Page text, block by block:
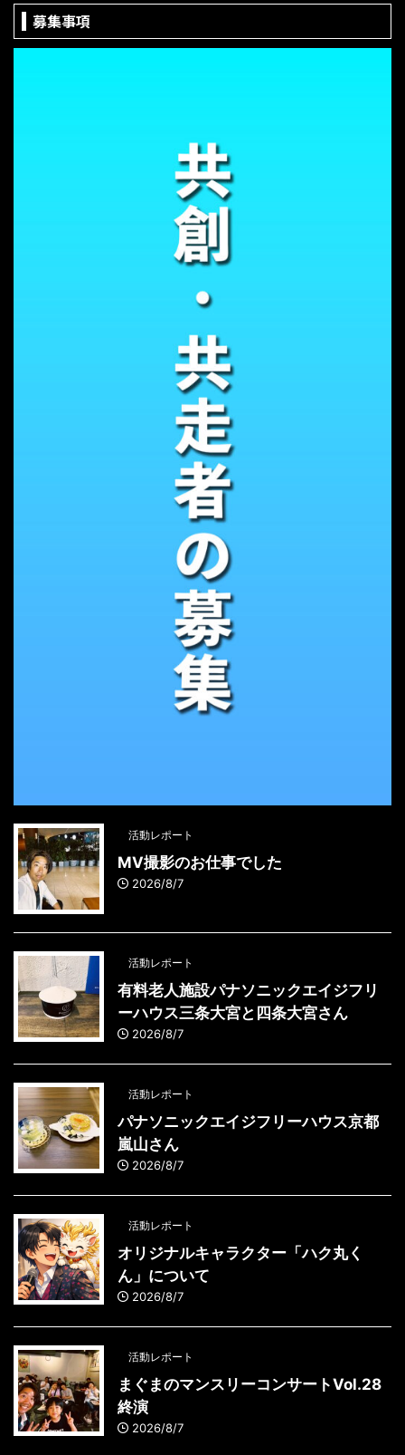
募集事項
活動レポート
MV撮影のお仕事でした
2026/8/7
活動レポート
有料老人施設パナソニックエイジフリ
ーハウス三条大宮と四条大宮さん
2026/8/7
活動レポート
パナソニックエイジフリーハウス京都
嵐山さん
2026/8/7
活動レポート
オリジナルキャラクター「ハク丸く
ん」について
2026/8/7
活動レポート
まぐまのマンスリーコンサートVol.28
終演
2026/8/7